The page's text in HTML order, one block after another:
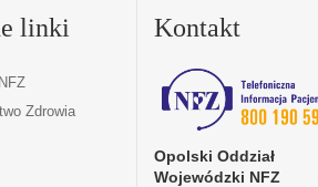
linki
Zdrowia
Kontakt
Opolski Oddział
Wojewódzki NFZ